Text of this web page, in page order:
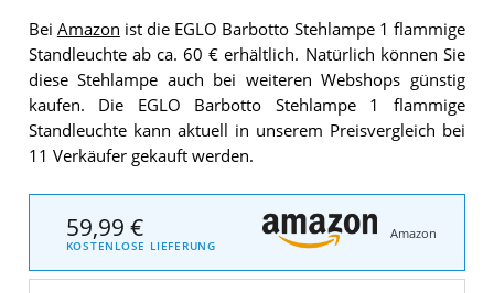
Bei Amazon ist die EGLO Barbotto Stehlampe 1 flammige
Standleuchte ab ca. 60 € erhältlich. Natürlich können Sie
diese Stehlampe auch bei weiteren Webshops günstig
kaufen. Die EGLO Barbotto Stehlampe 1 flammige
Standleuchte kann aktuell in unserem Preisvergleich bei
11 Verkäufer gekauft werden.
59,99 €
KOSTENLOSE LIEFERUNG
Amazon